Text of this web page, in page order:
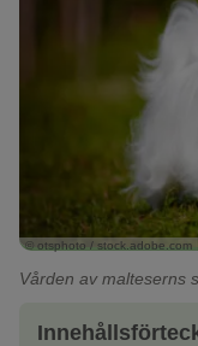
© otsphoto / stock.adobe.com
Vården av malteserns